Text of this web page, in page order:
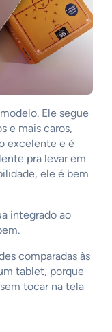
Ele segue
e mais caros,
excelente e é
pra levar em
ele é bem
integrado ao
comparadas às
tablet, porque
tocar na tela